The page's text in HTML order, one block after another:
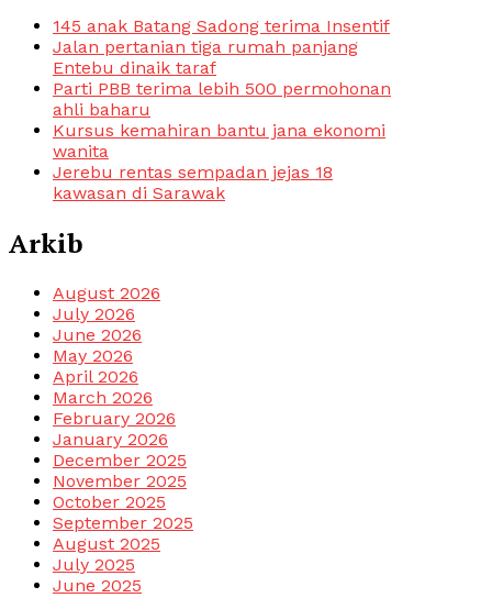
145 anak Batang Sadong terima Insentif
Jalan pertanian tiga rumah panjang
Entebu dinaik taraf
Parti PBB terima lebih 500 permohonan
ahli baharu
Kursus kemahiran bantu jana ekonomi
wanita
Jerebu rentas sempadan jejas 18
kawasan di Sarawak
Arkib
August 2026
July 2026
June 2026
May 2026
April 2026
March 2026
February 2026
January 2026
December 2025
November 2025
October 2025
September 2025
August 2025
July 2025
June 2025